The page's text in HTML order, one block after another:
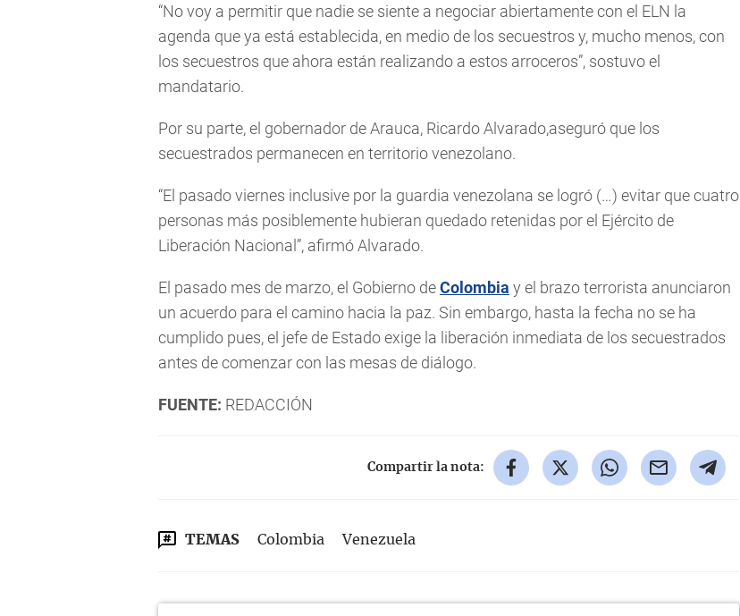
“No voy a permitir que nadie se siente a negociar abiertamente con el ELN la
agenda que ya está establecida, en medio de los secuestros y, mucho menos, con
los secuestros que ahora están realizando a estos arroceros”, sostuvo el
mandatario.
Por su parte, el gobernador de Arauca, Ricardo Alvarado,aseguró que los
secuestrados permanecen en territorio venezolano.
“El pasado viernes inclusive por la guardia venezolana se logró (…) evitar que cuatro
personas más posiblemente hubieran quedado retenidas por el Ejército de
Liberación Nacional”, afirmó Alvarado.
El pasado mes de marzo, el Gobierno deColombia y el brazo terrorista anunciaron
un acuerdo para el camino hacia la paz. Sin embargo, hasta la fecha no se ha
cumplido pues, el jefe de Estado exige la liberación inmediata de los secuestrados
antes de comenzar con las mesas de diálogo.
FUENTE: REDACCIÓN
Compartir la nota:
TEMAS Colombia Venezuela